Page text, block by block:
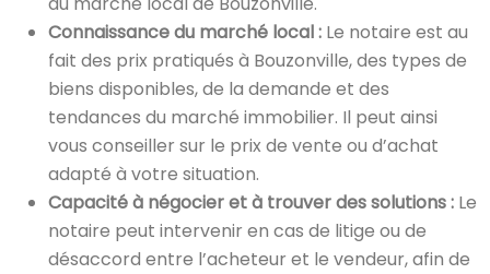
Connaissance du marché local : Le notaire est au
fait des prix pratiqués à Bouzonville, des types de
biens disponibles, de la demande et des
tendances du marché immobilier. Il peut ainsi
vous conseiller sur le prix de vente ou d’achat
adapté à votre situation.
Capacité à négocier et à trouver des solutions : Le
notaire peut intervenir en cas de litige ou de
désaccord entre l’acheteur et le vendeur, afin de